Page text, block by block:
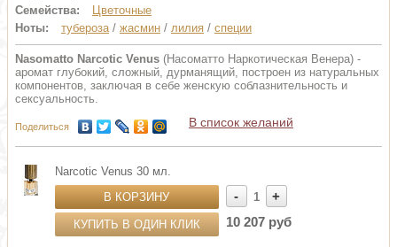
Семейства:
Цветочные
Ноты:
тубероза/ жасмин / лилия / специи
Nasomatto Narcotic Venus (Насоматто Наркотическая Венера) -
аромат глубокий, сложный, дурманящий, построен из натуральных
компонентов, заключая в себе женскую соблазнительность и
сексуальность.
Поделиться В список желаний
Narcotic Venus 30 мл.
В КОРЗИНУ
КУПИТЬ В ОДИН КЛИК
- 1
+
10 207 руб